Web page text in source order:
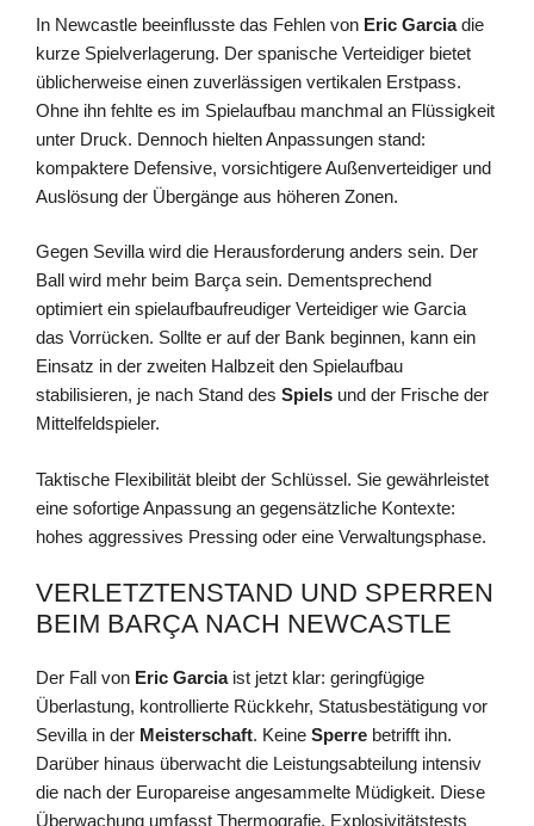
In Newcastle beeinflusste das Fehlen von Eric Garciadie
kurze Spielverlagerung. Der spanische Verteidiger bietet
üblicherweise einen zuverlässigen vertikalen Erstpass.
Ohne ihn fehlte es im Spielaufbau manchmal an Flüssigkeit
unter Druck. Dennoch hielten Anpassungen stand:
kompaktere Defensive, vorsichtigere Außenverteidiger und
Auslösung der Übergänge aus höheren Zonen.
Gegen Sevilla wird die Herausforderung anders sein. Der
Ball wird mehr beim Barça sein. Dementsprechend
optimiert ein spielaufbaufreudiger Verteidiger wie Garcia
das Vorrücken. Sollte er auf der Bank beginnen, kann ein
Einsatz in der zweiten Halbzeit den Spielaufbau
stabilisieren, je nach Stand des Spiels und der Frische der
Mittelfeldspieler.
Taktische Flexibilität bleibt der Schlüssel. Sie gewährleistet
eine sofortige Anpassung an gegensätzliche Kontexte:
hohes aggressives Pressing oder eine Verwaltungsphase.
VERLETZTENSTAND UND SPERREN
BEIM BARÇA NACH NEWCASTLE
Der Fall von Eric Garciaist jetzt klar: geringfügige
Überlastung, kontrollierte Rückkehr, Statusbestätigung vor
Sevilla in der Meisterschaft. Keine Sperre betrifft ihn.
Darüber hinaus überwacht die Leistungsabteilung intensiv
die nach der Europareise angesammelte Müdigkeit. Diese
Überwachung umfasst Thermografie, Explosivitätstests